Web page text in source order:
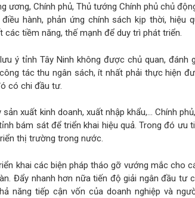
ương, Chính phủ, Thủ tướng Chính phủ chủ
hành, phản ứng chính sách kịp thời, hiệu
các tiềm năng, thế mạnh để duy trì phát triển.
ý tỉnh Tây Ninh không được chủ quan, đánh
tác thu ngân sách, ít nhất phải thực hiện
có chi đầu tư.
xuất kinh doanh, xuất nhập khẩu,… Chính
bám sát để triển khai hiệu quả. Trong đó ưu
thị trường trong nước.
khai các biện pháp tháo gỡ vướng mắc cho
Đẩy nhanh hơn nữa tiến độ giải ngân đầu tư
năng tiếp cận vốn của doanh nghiệp và